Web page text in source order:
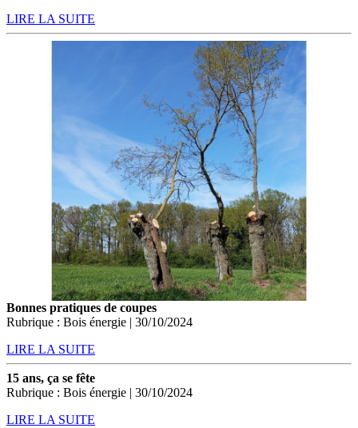
LIRE LA SUITE
Bonnes pratiques de coupes
Rubrique : Bois énergie | 30/10/2024
LIRE LA SUITE
15 ans, ça se fête
Rubrique : Bois énergie | 30/10/2024
LIRE LA SUITE